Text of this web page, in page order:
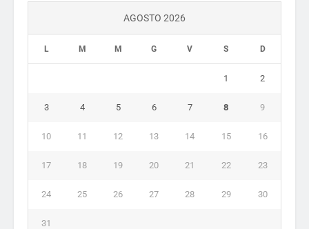
AGOSTO 2026
L M M G V S D
1 2
3 4 5 6 7 8 9
10 11 12 13 14 15 16
17 18 19 20 21 22 23
24 25 26 27 28 29 30
31